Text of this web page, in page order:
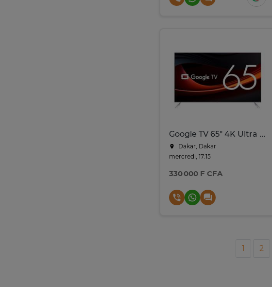
Google TV 65" 4K Ultra HD Smart TV Noir
Dakar, Dakar
mercredi, 17:15
330 000 F CFA
1 2